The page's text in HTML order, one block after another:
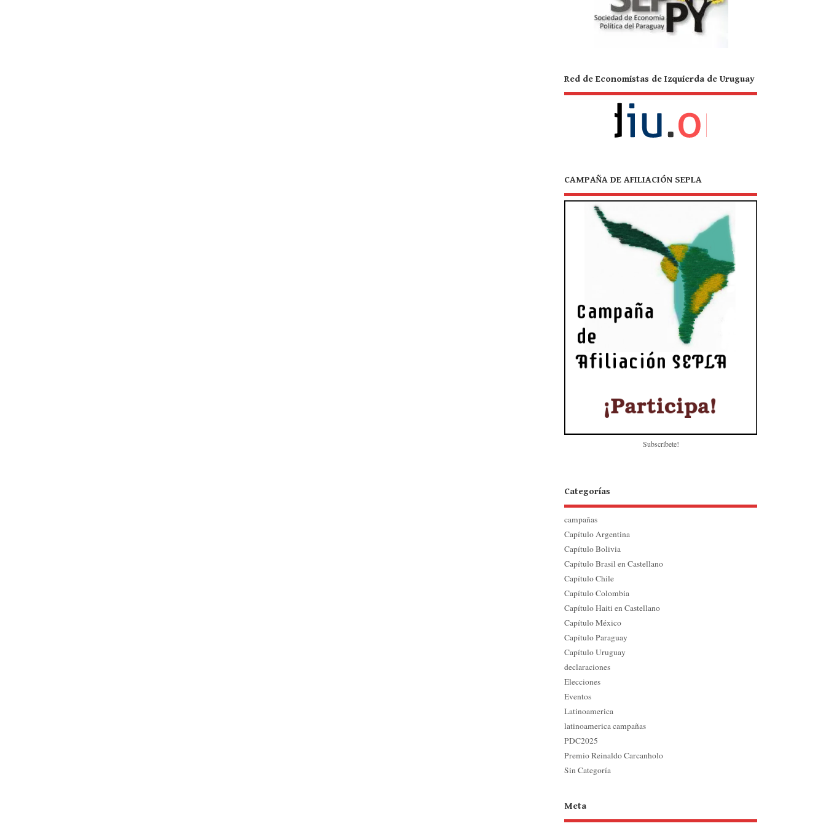
Red de Economistas de Izquierda de Uruguay
CAMPAÑA DE AFILIACIÓN SEPLA
Subscríbete!
Categorías
campañas
Capítulo Argentina
Capítulo Bolivia
Capítulo Brasil en Castellano
Capítulo Chile
Capítulo Colombia
Capítulo Haiti en Castellano
Capítulo México
Capítulo Paraguay
Capítulo Uruguay
declaraciones
Elecciones
Eventos
Latinoamerica
latinoamerica campañas
PDC2025
Premio Reinaldo Carcanholo
Sin Categoría
Meta